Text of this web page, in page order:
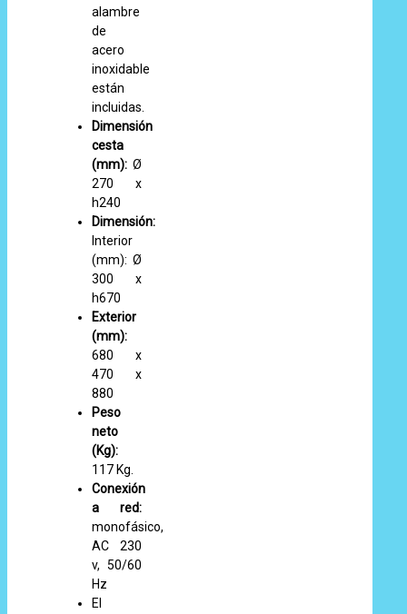
alambre
de
acero
inoxidable
están
incluidas.
Dimensión
cesta
(mm): Ø
270 x
h240
Dimensión:
Interior
(mm): Ø
300 x
h670
Exterior
(mm):
680 x
470 x
880
Peso
neto
(Kg):
117 Kg.
Conexión
a red:
monofásico,
AC 230
v, 50/60
Hz
El